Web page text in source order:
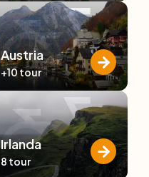
Austria
+10tour
Irlanda
8 tour